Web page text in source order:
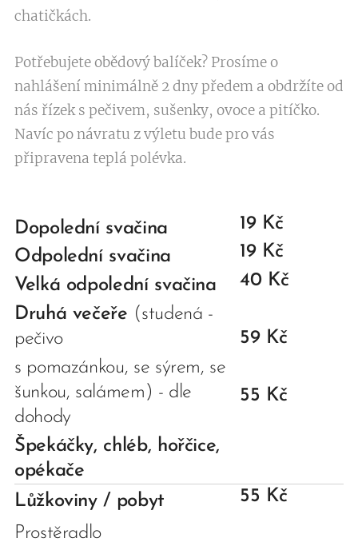
chatičkách.
Potřebujete obědový balíček? Prosíme o
nahlášení minimálně 2 dny předem a obdržíte od
nás řízek s pečivem, sušenky, ovoce a pitíčko.
Navíc po návratu z výletu bude pro vás
připravena teplá polévka.
Dopolední svačina
Odpolední svačina
Velká odpolední svačina
Druhá večeře (studená -
pečivo
s pomazánkou, se sýrem, se
šunkou, salámem) - dle
dohody
Špekáčky, chléb, hořčice,
opékače
19 Kč
19 Kč
40 Kč
59 Kč
55 Kč
Lůžkoviny / pobyt
Prostěradlo
55 Kč